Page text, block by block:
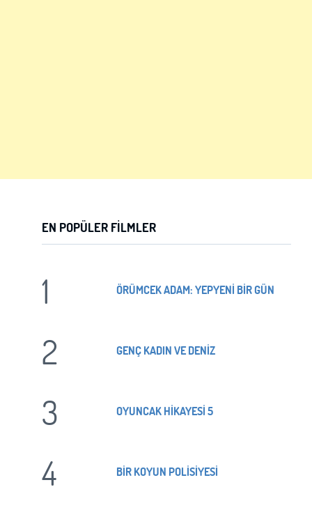
EN POPÜLER FILMLER
1 ÖRÜMCEK ADAM: YEPYENİ BİR GÜN
2 GENÇ KADIN VE DENİZ
3 OYUNCAK HİKAYESİ 5
4 BİR KOYUN POLİSİYESİ